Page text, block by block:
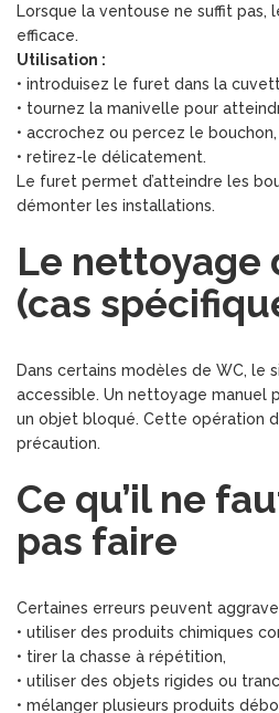
Lorsque la ventouse ne suffit pas,
efficace.
Utilisation :
• introduisez le furet dans la
• tournez la manivelle pour
• accrochez ou percez le bouchon,
• retirez-le délicatement.
Le furet permet d’atteindre les
démonter les installations.
Le nettoyage
(cas
Dans certains modèles de WC, le
accessible. Un nettoyage manuel
un objet bloqué. Cette opération
précaution.
Ce qu’il ne
pas faire
Certaines erreurs peuvent
• utiliser des produits chimiques
• tirer la chasse à répétition,
• utiliser des objets rigides ou
• mélanger plusieurs produits